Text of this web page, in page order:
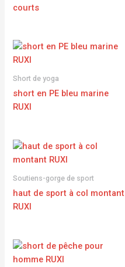
courts
Short de yoga
short en PE bleu marine
RUXI
Soutiens-gorge de sport
haut de sport à col montant
RUXI